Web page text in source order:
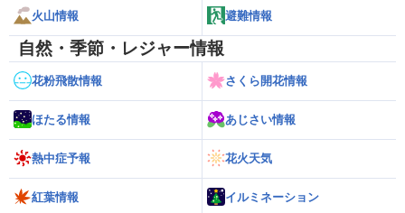
火山情報 避難情報
自然・季節・レジャー情報
花粉飛散情報 さくら開花情報
ほたる情報 あじさい情報
熱中症予報 花火天気
紅葉情報 イルミネーション